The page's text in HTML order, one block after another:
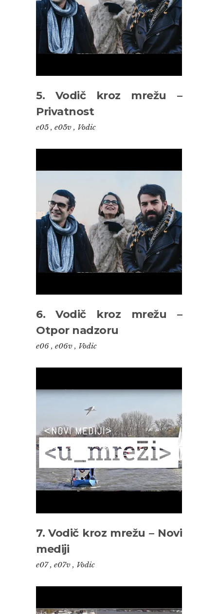
5. Vodič kroz mrežu –
Privatnost
e05 , e05v , Vodic
6. Vodič kroz mrežu –
Otpor nadzoru
e06 , e06v , Vodic
7. Vodič kroz mrežu – Novi
mediji
e07, e07v , Vodic